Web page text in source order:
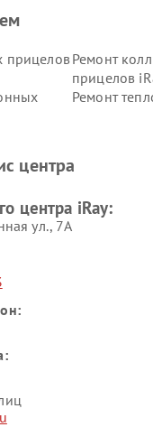
прицеловРемонт
прицелов
Ремонт
центра
центра iRay:
ул., 7А